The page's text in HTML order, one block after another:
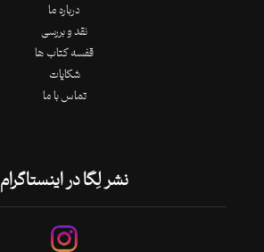
درباره ما
نقد و بررسی
قفسه کتاب ها
شکایات
تماس با ما
نشر لِگا در اینستاگرام